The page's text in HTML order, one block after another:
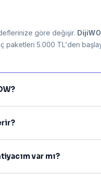
göre değişir.
paketleri 5.000 TL'den
var mı?